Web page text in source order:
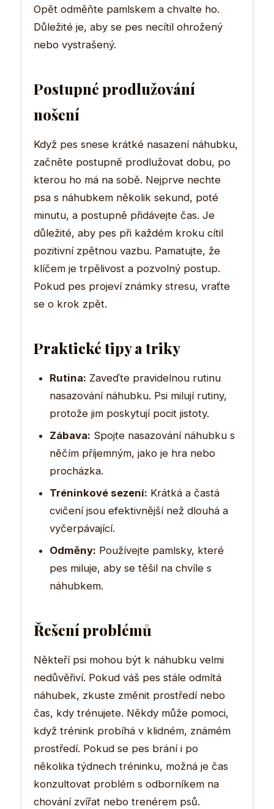
Opět odměňte pamlskem a chvalte ho.
Důležité je, aby se pes necítil ohrožený
nebo vystrašený.
Postupné prodlužování
nošení
Když pes snese krátké nasazení náhubku,
začněte postupně prodlužovat dobu, po
kterou ho má na sobě. Nejprve nechte
psa s náhubkem několik sekund, poté
minutu, a postupně přidávejte čas. Je
důležité, aby pes při každém kroku cítil
pozitivní zpětnou vazbu. Pamatujte, že
klíčem je trpělivost a pozvolný postup.
Pokud pes projeví známky stresu, vraťte
se o krok zpět.
Praktické tipy a triky
Rutina: Zaveďte pravidelnou rutinu
nasazování náhubku. Psi milují rutiny,
protože jim poskytují pocit jistoty.
Zábava: Spojte nasazování náhubku s
něčím příjemným, jako je hra nebo
procházka.
Tréninkové sezení: Krátká a častá
cvičení jsou efektivnější než dlouhá a
vyčerpávající.
Odměny: Používejte pamlsky, které
pes miluje, aby se těšil na chvíle s
náhubkem.
Řešení problémů
Někteří psi mohou být k náhubku velmi
nedůvěřiví. Pokud váš pes stále odmítá
náhubek, zkuste změnit prostředí nebo
čas, kdy trénujete. Někdy může pomoci,
když trénink probíhá v klidném, známém
prostředí. Pokud se pes brání i po
několika týdnech tréninku, možná je čas
konzultovat problém s odborníkem na
chování zvířat nebo trenérem psů.